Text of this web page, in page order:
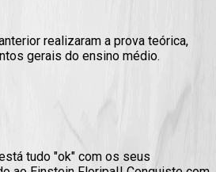
realizaram a prova teórica,
gerais do ensino médio.
tudo "ok" com os seus